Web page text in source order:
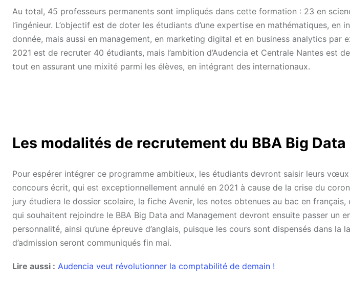
Au total, 45 professeurs permanents sont impliqués dans cette formation : 23 en
l’ingénieur. L’objectif est de doter les étudiants d’une expertise en mathématiques, en
donnée, mais aussi en management, en marketing digital et en business analytics par
2021 est de recruter 40 étudiants, mais l’ambition d’Audencia et Centrale Nantes est
tout en assurant une mixité parmi les élèves, en intégrant des internationaux.
Les modalités de recrutement du BBA Big
Pour espérer intégrer ce programme ambitieux, les étudiants devront saisir leurs
concours écrit, qui est exceptionnellement annulé en 2021 à cause de la crise du
jury étudiera le dossier scolaire, la fiche Avenir, les notes obtenues au bac en
qui souhaitent rejoindre le BBA Big Data and Management devront ensuite passer un
personnalité, ainsi qu’une épreuve d’anglais, puisque les cours sont dispensés dans la
d’admission seront communiqués fin mai.
Lire aussi : Audencia veut révolutionner la comptabilité de demain !